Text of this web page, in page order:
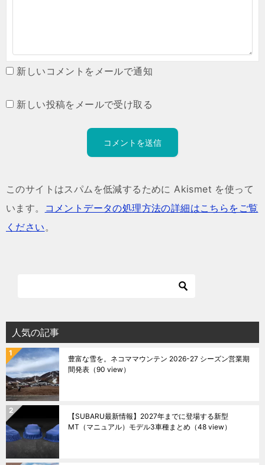
新しいコメントをメールで通知
新しい投稿をメールで受け取る
このサイトはスパムを低減するために Akismet を使って
います。
コメントデータの処理方法の詳細はこちらをご覧
ください。
人気の記事
豊富な雪を。ネコママウンテン 2026-27 シーズン営業期
間発表 （90 view）
【SUBARU最新情報】2027年までに登場する新型
MT（マニュアル）モデル3車種まとめ （48 view）